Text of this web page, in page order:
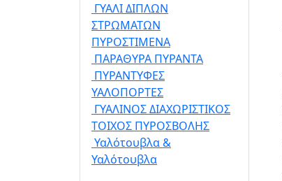
ΓΥΑΛΙ ΔΙΠΛΩΝ
ΣΤΡΩΜΑΤΩΝ
ΠΥΡΟΣΤΙΜΕΝΑ
ΠΑΡΑΘΥΡΑ ΠΥΡΑΝΤΑ
ΠΥΡΑΝΤΥΦΕΣ
ΥΑΛΟΠΟΡΤΕΣ
ΓΥΑΛΙΝΟΣ ΔΙΑΧΩΡΙΣΤΙΚΟΣ
ΤΟΙΧΟΣ ΠΥΡΟΣΒΟΛΗΣ
Υαλότουβλα &
Υαλότουβλα